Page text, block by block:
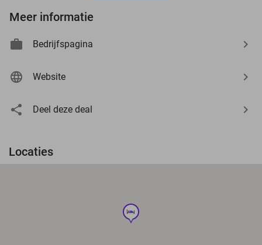
Meer informatie
Bedrijfspagina
Website
Deel deze deal
Locaties
hotel